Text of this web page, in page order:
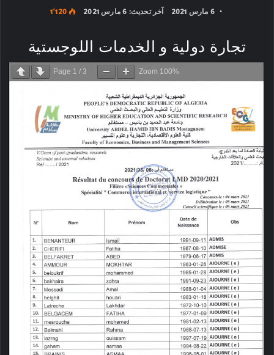
6 مارس 2021 آخر تحديث: 6 مارس 2021 1٬120
تجارة دولية و الخدمات اللوجستية
Page 1 / 3 Zoom 100%